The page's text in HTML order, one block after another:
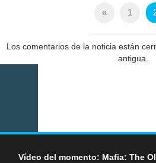
« 1
Los comentarios de la noticia están
antigua.
Vídeo del momento: Mafia: The